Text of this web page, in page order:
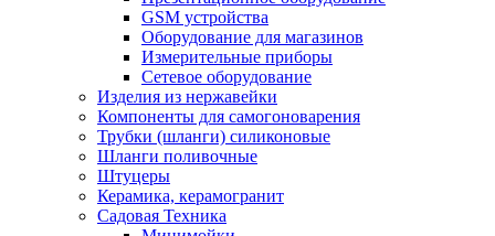
GSM устройства
Оборудование для магазинов
Измерительные приборы
Сетевое оборудование
Изделия из нержавейки
Компоненты для самогоноварения
Трубки (шланги) силиконовые
Шланги поливочные
Штуцеры
Керамика, керамогранит
Садовая Техника